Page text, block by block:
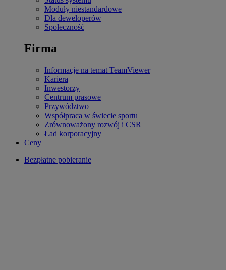
Moduły niestandardowe
Dla deweloperów
Społeczność
Firma
Informacje na temat TeamViewer
Kariera
Inwestorzy
Centrum prasowe
Przywództwo
Współpraca w świecie sportu
Zrównoważony rozwój i CSR
Ład korporacyjny
Ceny
Bezpłatne pobieranie